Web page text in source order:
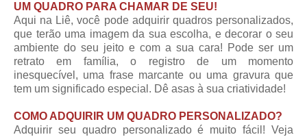
UM QUADRO PARA CHAMAR DE SEU!
Aqui na Liê, você pode adquirir quadros personalizados,
que terão uma imagem da sua escolha, e decorar o seu
ambiente do seu jeito e com a sua cara! Pode ser um
retrato em família, o registro de um momento
inesquecível, uma frase marcante ou uma gravura que
tem um significado especial. Dê asas à sua criatividade!
COMO ADQUIRIR UM QUADRO PERSONALIZADO?
Adquirir seu quadro personalizado é muito fácil! Veja